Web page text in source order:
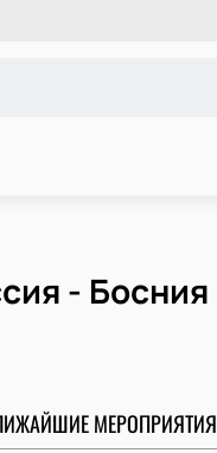
- Босния
МЕРОПРИЯТИЯ